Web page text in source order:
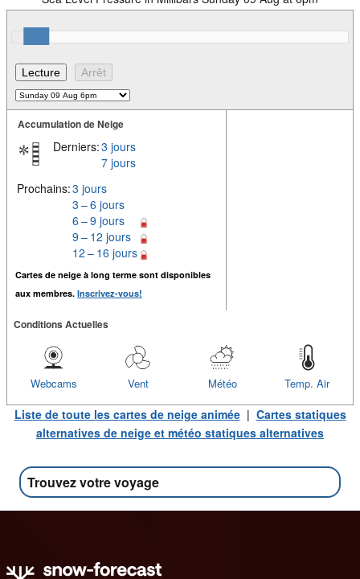
Accumulation de Neige
Derniers:3 jours
7 jours
Prochains:3 jours
3 – 6 jours
6 – 9 jours
9 – 12 jours
12 – 16 jours
Cartes de neige à long terme sont disponibles
aux membres. Inscrivez-vous!
Conditions Actuelles
Temp. Air
Météo
Vent
Webcams
Liste de toute les cartes de neige animée| Cartes statiques
alternatives de neige et météo statiques alternatives
Trouvez votre voyage